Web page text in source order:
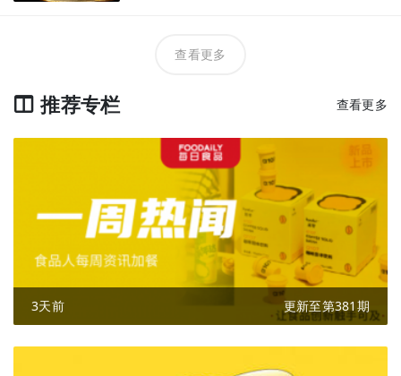
查看更多
推荐专栏 查看更多
3天前 更新至第381期